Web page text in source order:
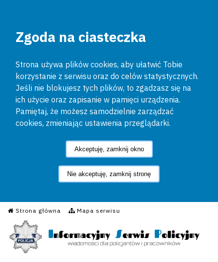
Zgoda na ciasteczka
Strona używa plików cookies, aby ułatwić Tobie
korzystanie z serwisu oraz do celów statystycznych.
Jeśli nie blokujesz tych plików, to zgadzasz się na
ich użycie oraz zapisanie w pamięci urządzenia.
Pamiętaj, że możesz samodzielnie zarządzać
cookies, zmieniając ustawienia przeglądarki.
Akceptuję, zamknij okno
Nie akceptuję, zamknij stronę
Strona główna Mapa serwisu
Informacyjny Serwis